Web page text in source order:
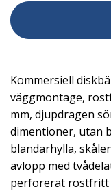
Kommersiell
väggmontage,
mm, djupdragen
dimentioner, utan
blandarhylla,
avlopp med
perforerat rostfritt